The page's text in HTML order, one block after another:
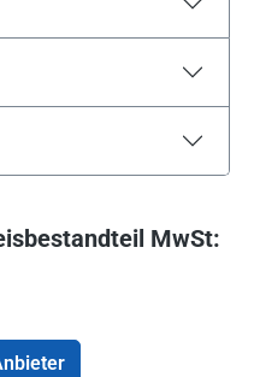
MwSt: